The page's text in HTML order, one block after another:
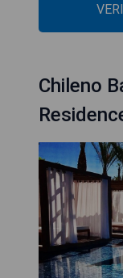
Chileno